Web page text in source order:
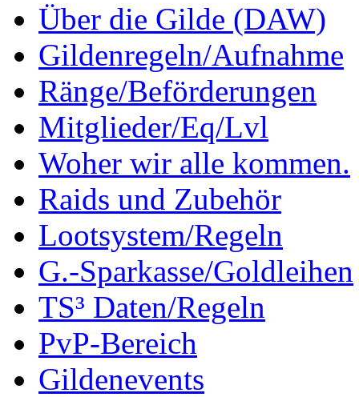
Über die Gilde (DAW)
Gildenregeln/Aufnahme
Ränge/Beförderungen
Mitglieder/Eq/Lvl
Woher wir alle kommen.
Raids und Zubehör
Lootsystem/Regeln
G.-Sparkasse/Goldleihen
TS³ Daten/Regeln
PvP-Bereich
Gildenevents